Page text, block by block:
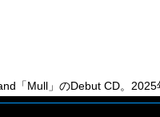
「Mull」のDebut CD。2025